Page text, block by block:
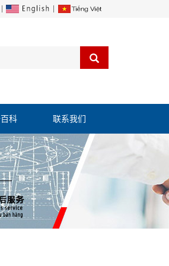
科 联系我们